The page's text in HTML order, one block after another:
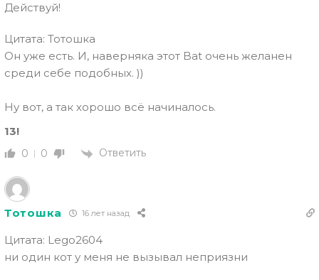
Действуй!
Цитата: Тотошка
Он уже есть. И, наверняка этот Bat очень желанен
среди себе подобных. ))
Ну вот, а так хорошо всё начиналось.
13!
0 0 Ответить
Тотошка 16 лет назад
Цитата: Lego2604
ни один кот у меня не вызывал неприязни